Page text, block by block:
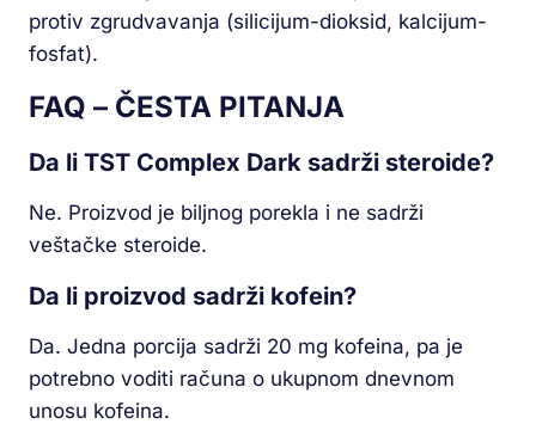
protiv zgrudvavanja (silicijum-dioksid, kalcijum-
fosfat).
FAQ – ČESTA PITANJA
Da li TST Complex Dark sadrži steroide?
Ne. Proizvod je biljnog porekla i ne sadrži
veštačke steroide.
Da li proizvod sadrži kofein?
Da. Jedna porcija sadrži 20 mg kofeina, pa je
potrebno voditi računa o ukupnom dnevnom
unosu kofeina.